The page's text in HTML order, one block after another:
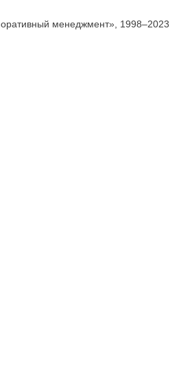
менеджмент», 1998–2023